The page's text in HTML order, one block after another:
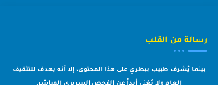
رسالة من القلب
بينما يُشرف طبيب بيطري على هذا المحتوى، إلا أنه يهدف للتثقيف
العام ولا يُغني أبداً عن الفحص السريري المباشر.